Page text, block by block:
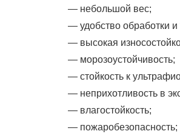
— небольшой вес;
— удобство обработки и
— высокая
— морозоустойчивость;
— стойкость к
— неприхотливость в
— влагостойкость;
— пожаробезопасность;